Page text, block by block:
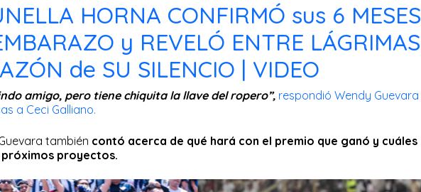
HORNA CONFIRMÓ sus 6 MESES
y REVELÓ ENTRE LÁGRIMAS
de SU SILENCIO | VIDEO
amigo, pero tiene chiquita la llave del ropero”, respondió Wendy Guevara
a Ceci Galliano.
también contó acerca de qué hará con el premio que ganó y cuáles
próximos proyectos.